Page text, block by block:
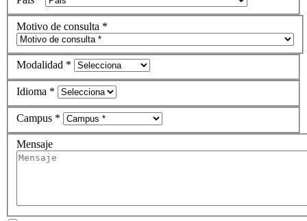
Motivo de consulta *
Modalidad *
Idioma *
Campus *
Mensaje